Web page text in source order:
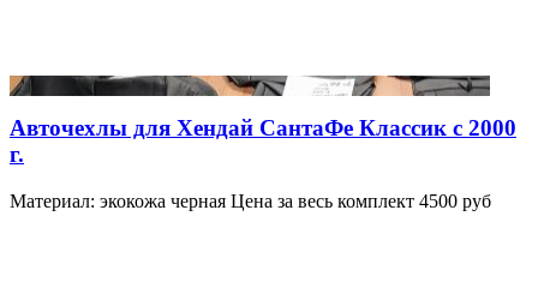
Авточехлы для Хендай СантаФе Классик с 2000
г.
Материал: экокожа черная Цена за весь комплект 4500 руб